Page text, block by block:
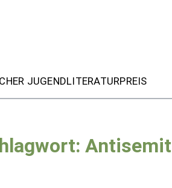
JUGENDLITERATURPREIS